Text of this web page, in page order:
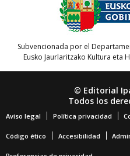
Subvencionada por el
Eusko Jaurlaritzako Kultura eta
© Editorial
Todos los
Aviso legal Política privacidad
Código ético Accesibilidad